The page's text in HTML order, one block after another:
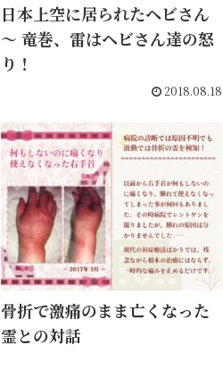
日本上空に居られたヘビさん
〜 竜巻、雷はヘビさん達の怒
り！
2018.08.18
骨折で激痛のまま亡くなった
霊との対話